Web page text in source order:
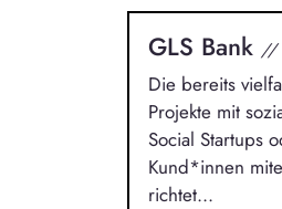
GLS Bank //
Die bereits
Projekte mit
Social Startups
Kund*innen
richtet...